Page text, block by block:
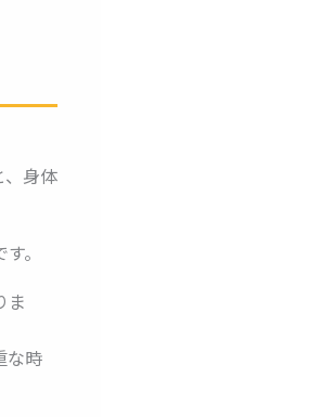
、身体
。
ま
な時